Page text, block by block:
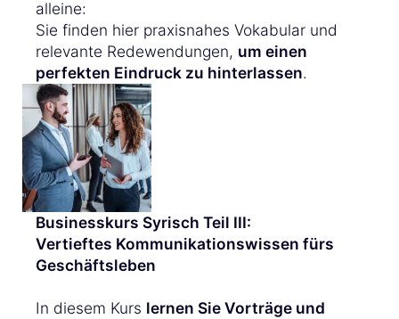
alleine:
Sie finden hier praxisnahes Vokabular und
relevante Redewendungen, um einen
perfekten Eindruck zu hinterlassen.
Businesskurs Syrisch Teil III:
Vertieftes Kommunikationswissen fürs
Geschäftsleben
In diesem Kurs lernen Sie Vorträge und